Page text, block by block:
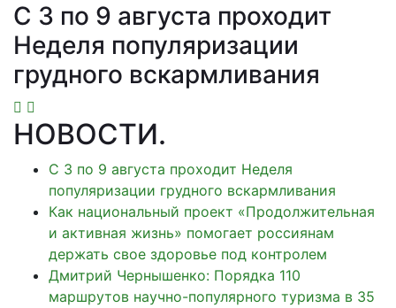
С 3 по 9 августа проходит
Неделя популяризации
грудного вскармливания
НОВОСТИ.
С 3 по 9 августа проходит Неделя
популяризации грудного вскармливания
Как национальный проект «Продолжительная
и активная жизнь» помогает россиянам
держать свое здоровье под контролем
Дмитрий Чернышенко: Порядка 110
маршрутов научно-популярного туризма в 35